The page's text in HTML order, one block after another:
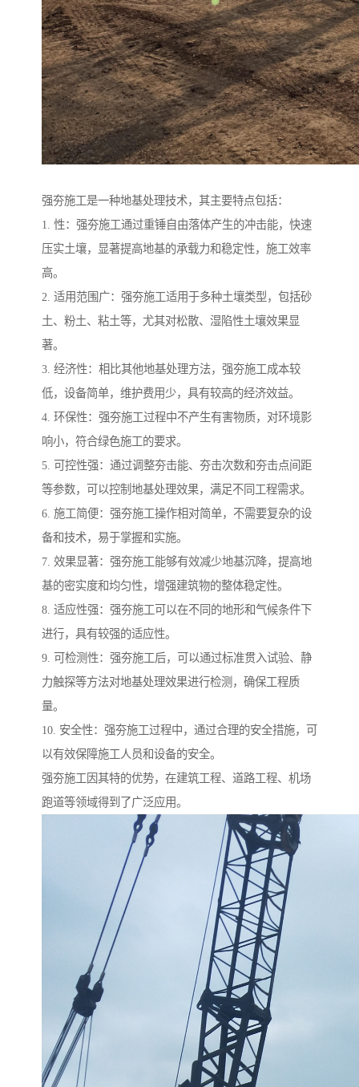
强夯施工是一种地基处理技术，其主要特点包括：
1. 性：强夯施工通过重锤自由落体产生的冲击能，快速
压实土壤，显著提高地基的承载力和稳定性，施工效率
高。
2. 适用范围广：强夯施工适用于多种土壤类型，包括砂
土、粉土、粘土等，尤其对松散、湿陷性土壤效果显
著。
3. 经济性：相比其他地基处理方法，强夯施工成本较
低，设备简单，维护费用少，具有较高的经济效益。
4. 环保性：强夯施工过程中不产生有害物质，对环境影
响小，符合绿色施工的要求。
5. 可控性强：通过调整夯击能、夯击次数和夯击点间距
等参数，可以控制地基处理效果，满足不同工程需求。
6. 施工简便：强夯施工操作相对简单，不需要复杂的设
备和技术，易于掌握和实施。
7. 效果显著：强夯施工能够有效减少地基沉降，提高地
基的密实度和均匀性，增强建筑物的整体稳定性。
8. 适应性强：强夯施工可以在不同的地形和气候条件下
进行，具有较强的适应性。
9. 可检测性：强夯施工后，可以通过标准贯入试验、静
力触探等方法对地基处理效果进行检测，确保工程质
量。
10. 安全性：强夯施工过程中，通过合理的安全措施，可
以有效保障施工人员和设备的安全。
强夯施工因其特的优势，在建筑工程、道路工程、机场
跑道等领域得到了广泛应用。